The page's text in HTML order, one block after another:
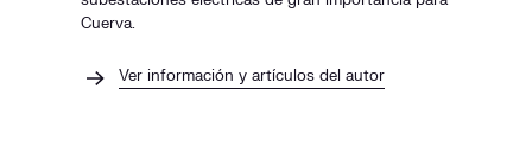
Cuerva.
Ver información y artículos del autor